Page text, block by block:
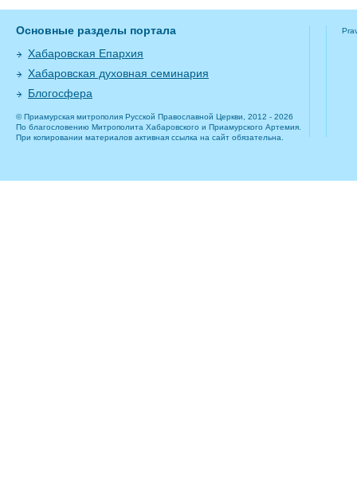
Основные разделы портала
Хабаровская Епархия
Хабаровская духовная семинария
Блогосфера
© Приамурская митрополия Русской Православной Церкви, 2012 - 2026
По благословению Митрополита Хабаровского и Приамурского Артемия.
При копировании материалов активная ссылка на сайт обязательна.